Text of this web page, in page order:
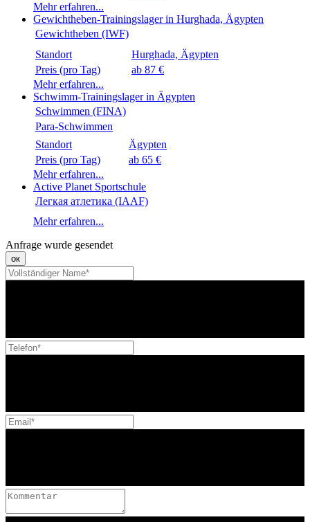
Mehr erfahren...
Gewichtheben-Trainingslager in Hurghada, Ägypten
Gewichtheben (IWF)
Standort
Preis (pro Tag)
ab 87 €
Mehr erfahren...
Schwimm-Trainingslager in Ägypten
Schwimmen (FINA)
Para-Schwimmen
Standort
Preis (pro Tag)
ab 65 €
Mehr erfahren...
Active Planet Sportschule
Легкая атлетика (IAAF)
Mehr erfahren...
Anfrage wurde gesendet
ок